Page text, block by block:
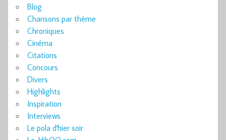
Blog
Chansons par thème
Chroniques
Cinéma
Citations
Concours
Divers
Highlights
Inspiration
Interviews
Le pola d'hier soir